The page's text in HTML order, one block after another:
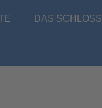
DAS SCHLOSS